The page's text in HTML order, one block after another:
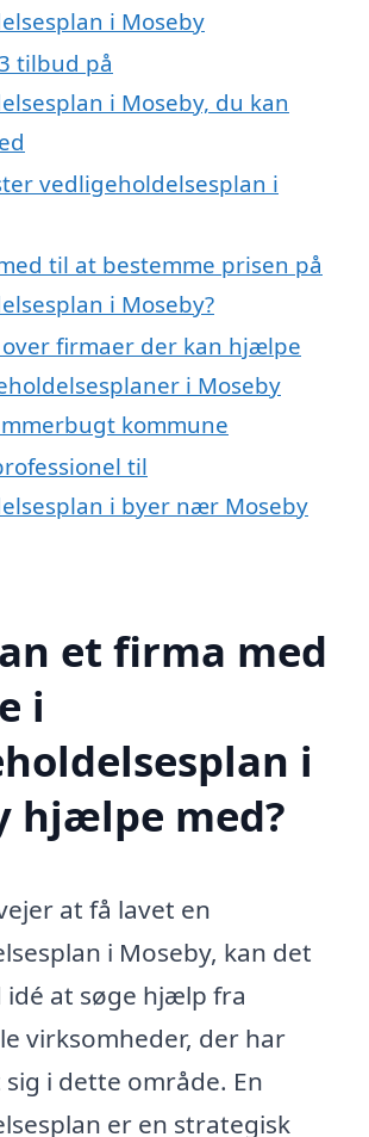
i Moseby
tilbud på
i Moseby, du kan
vedligeholdelsesplan i
til at bestemme prisen på
i Moseby?
firmaer der kan hjælpe
i Moseby
kommune
til
i byer nær Moseby
et firma med
i
i
hjælpe med?
at få lavet en
i Moseby, kan det
at søge hjælp fra
virksomheder, der har
i dette område. En
er en strategisk